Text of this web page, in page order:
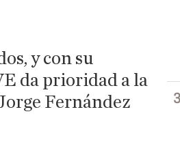
y con su
da prioridad a la
Fernández